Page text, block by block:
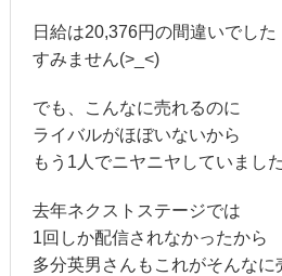
日給は20,376円の間違いでした
すみません(>_<)
でも、こんなに売れるのに
ライバルがほぼいないから
もう1人でニヤニヤしていました
去年ネクストステージでは
1回しか配信されなかったから
多分英男さんもこれがそんなに